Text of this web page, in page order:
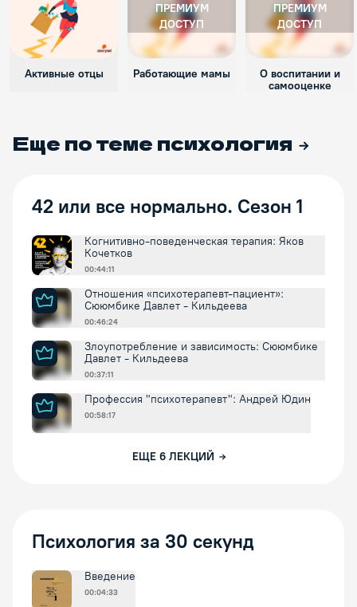
Активные отцы
ПРЕМИУМ
ДОСТУП
Работающие мамы
ПРЕМИУМ
ДОСТУП
О воспитании и
самооценке
Еще по теме психология
42 или все нормально. Сезон 1
Когнитивно-поведенческая терапия: Яков
Кочетков
00:44:11
Отношения «психотерапевт-пациент»:
Сююмбике Давлет - Кильдеева
00:46:24
Злоупотребление и зависимость: Сююмбике
Давлет - Кильдеева
00:37:11
Профессия "психотерапевт": Андрей Юдин
00:58:17
ЕЩЕ 6 ЛЕКЦИЙ
Психология за 30 секунд
Введение
00:04:33